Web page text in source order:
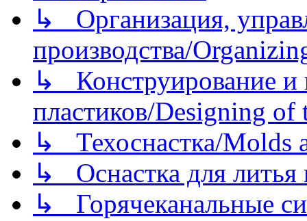
↳ Организация,
производства/
↳ Конструирование и
пластиков/Designing of
↳ Техоснастка/Molds
↳ Оснастка для литья
↳ Горячеканальные